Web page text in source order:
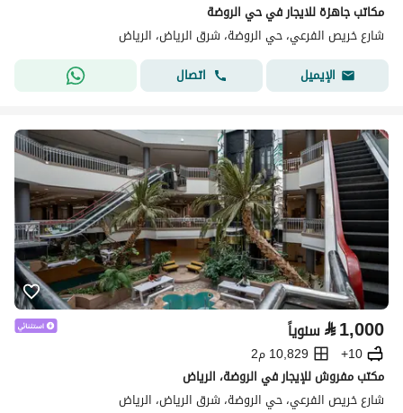
مكاتب جاهزة للايجار في حي الروضة
شارع خريص الفرعي، حي الروضة، شرق الرياض، الرياض
الإيميل
اتصال
⃁1,000 سنوياً
10+
10,829 م2
مكتب مفروش للإيجار في الروضة، الرياض
شارع خريص الفرعي، حي الروضة، شرق الرياض، الرياض